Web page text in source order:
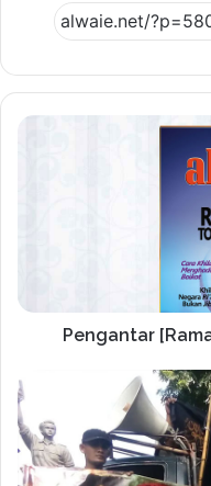
Pengantar